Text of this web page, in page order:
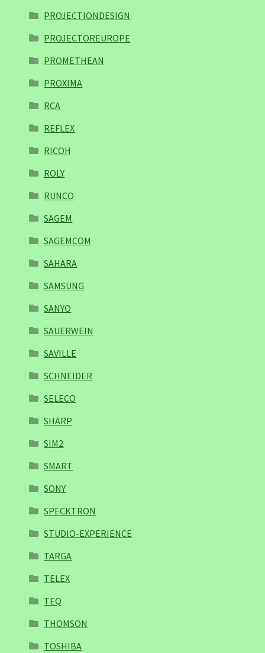
PROJECTIONDESIGN
PROJECTOREUROPE
PROMETHEAN
PROXIMA
RCA
REFLEX
RICOH
ROLY
RUNCO
SAGEM
SAGEMCOM
SAHARA
SAMSUNG
SANYO
SAUERWEIN
SAVILLE
SCHNEIDER
SELECO
SHARP
SIM2
SMART
SONY
SPECKTRON
STUDIO-EXPERIENCE
TARGA
TELEX
TEQ
THOMSON
TOSHIBA